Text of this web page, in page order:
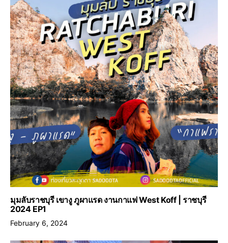
มุมลับราชบุรี เขางู ภูผาแรด งานกาแฟ West Koff | ราชบุรี
2024 EP1
February 6, 2024